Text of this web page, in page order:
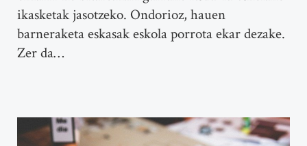
ikasketak jasotzeko. Ondorioz, hauen
barneraketa eskasak eskola porrota ekar dezake.
Zer da…